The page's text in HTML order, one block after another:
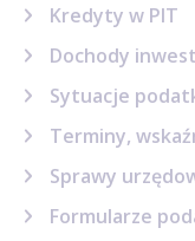
Kredyty w PIT
Dochody
Sytuacje
Terminy,
Sprawy
Formularze